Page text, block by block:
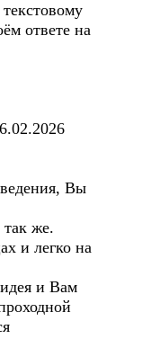
ответе на
Вы
же.
и легко на
и Вам